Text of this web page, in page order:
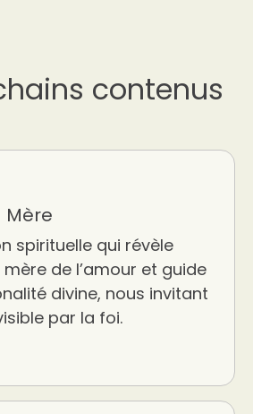
contenus
Mère
spirituelle qui révèle
de l’amour et guide
divine, nous invitant
par la foi.